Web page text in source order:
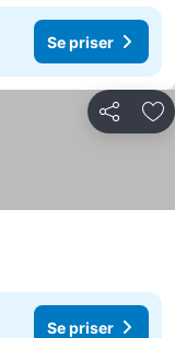
Se priser
Dela
Se priser